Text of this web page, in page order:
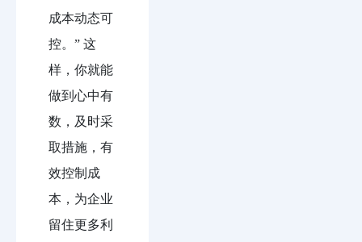
成本动态可
控。” 这
样，你就能
做到心中有
数，及时采
取措施，有
效控制成
本，为企业
留住更多利